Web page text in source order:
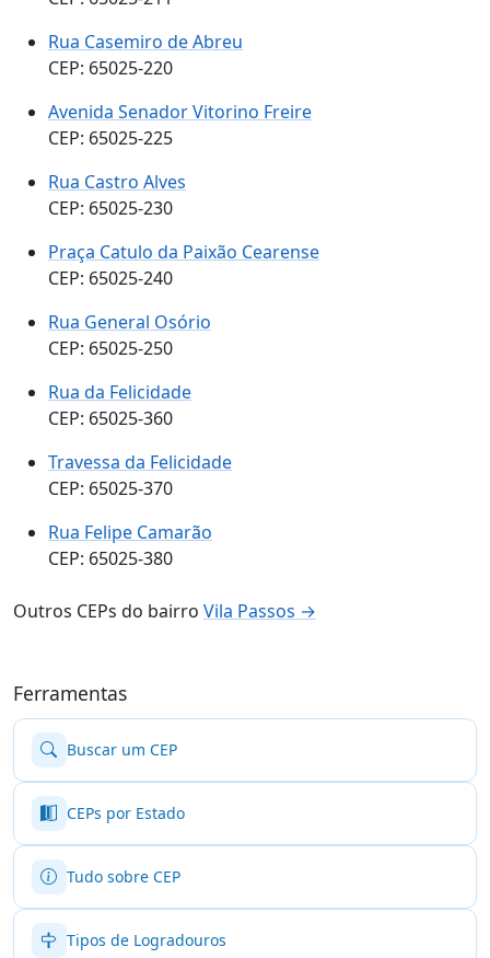
Rua Casemiro de Abreu
CEP: 65025-220
Avenida Senador Vitorino Freire
CEP: 65025-225
Rua Castro Alves
CEP: 65025-230
Praça Catulo da Paixão Cearense
CEP: 65025-240
Rua General Osório
CEP: 65025-250
Rua da Felicidade
CEP: 65025-360
Travessa da Felicidade
CEP: 65025-370
Rua Felipe Camarão
CEP: 65025-380
Outros CEPs do bairro Vila Passos →
Ferramentas
Buscar um CEP
CEPs por Estado
Tudo sobre CEP
Tipos de Logradouros